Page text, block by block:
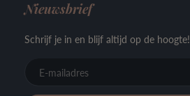
Nieuwsbrief
Schrijf je in en blijf altijd op de hoogte!